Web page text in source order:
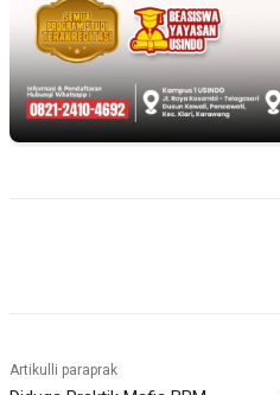
Artikulli paraprak